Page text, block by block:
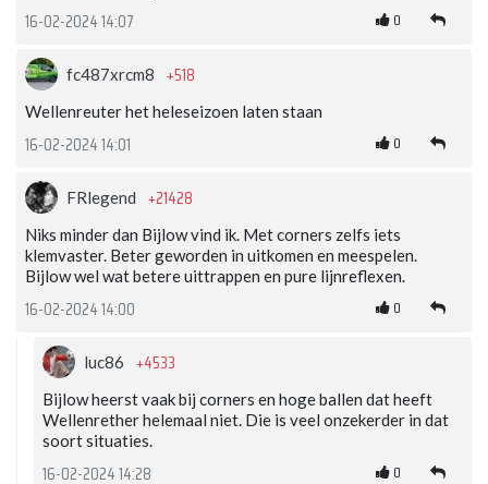
16-02-2024 14:07 0
fc487xrcm8 +518
Wellenreuter het heleseizoen laten staan
16-02-2024 14:01 0
FRlegend +21428
Niks minder dan Bijlow vind ik. Met corners zelfs iets
klemvaster. Beter geworden in uitkomen en meespelen.
Bijlow wel wat betere uittrappen en pure lijnreflexen.
16-02-2024 14:00 0
luc86 +4533
Bijlow heerst vaak bij corners en hoge ballen dat heeft
Wellenrether helemaal niet. Die is veel onzekerder in dat
soort situaties.
16-02-2024 14:28 0